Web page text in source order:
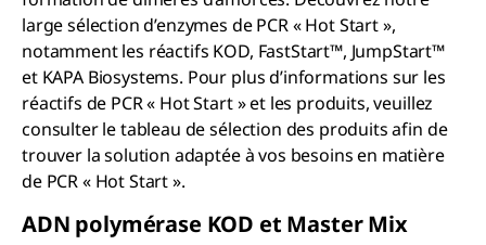
large sélection d’enzymes de PCR « Hot Start »,
notamment les réactifs KOD, FastStart™, JumpStart™
et KAPA Biosystems. Pour plus d’informations sur les
réactifs de PCR « Hot Start » et les produits, veuillez
consulter le tableau de sélection des produits afin de
trouver la solution adaptée à vos besoins en matière
de PCR « Hot Start ».
ADN polymérase KOD et Master Mix